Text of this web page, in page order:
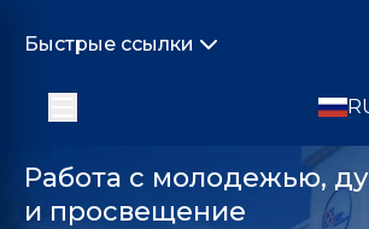
Быстрые ссылки
Работа с молодежью,
и просвещение